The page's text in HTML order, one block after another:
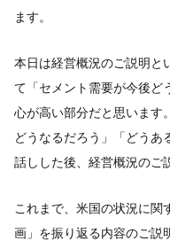
ます。
本日は経営概況のご説明と
て「セメント需要が今後ど
心が高い部分だと思います
どうなるだろう」「どうあ
話しした後、経営概況のご
これまで、米国の状況に関
画」を振り返る内容のご説